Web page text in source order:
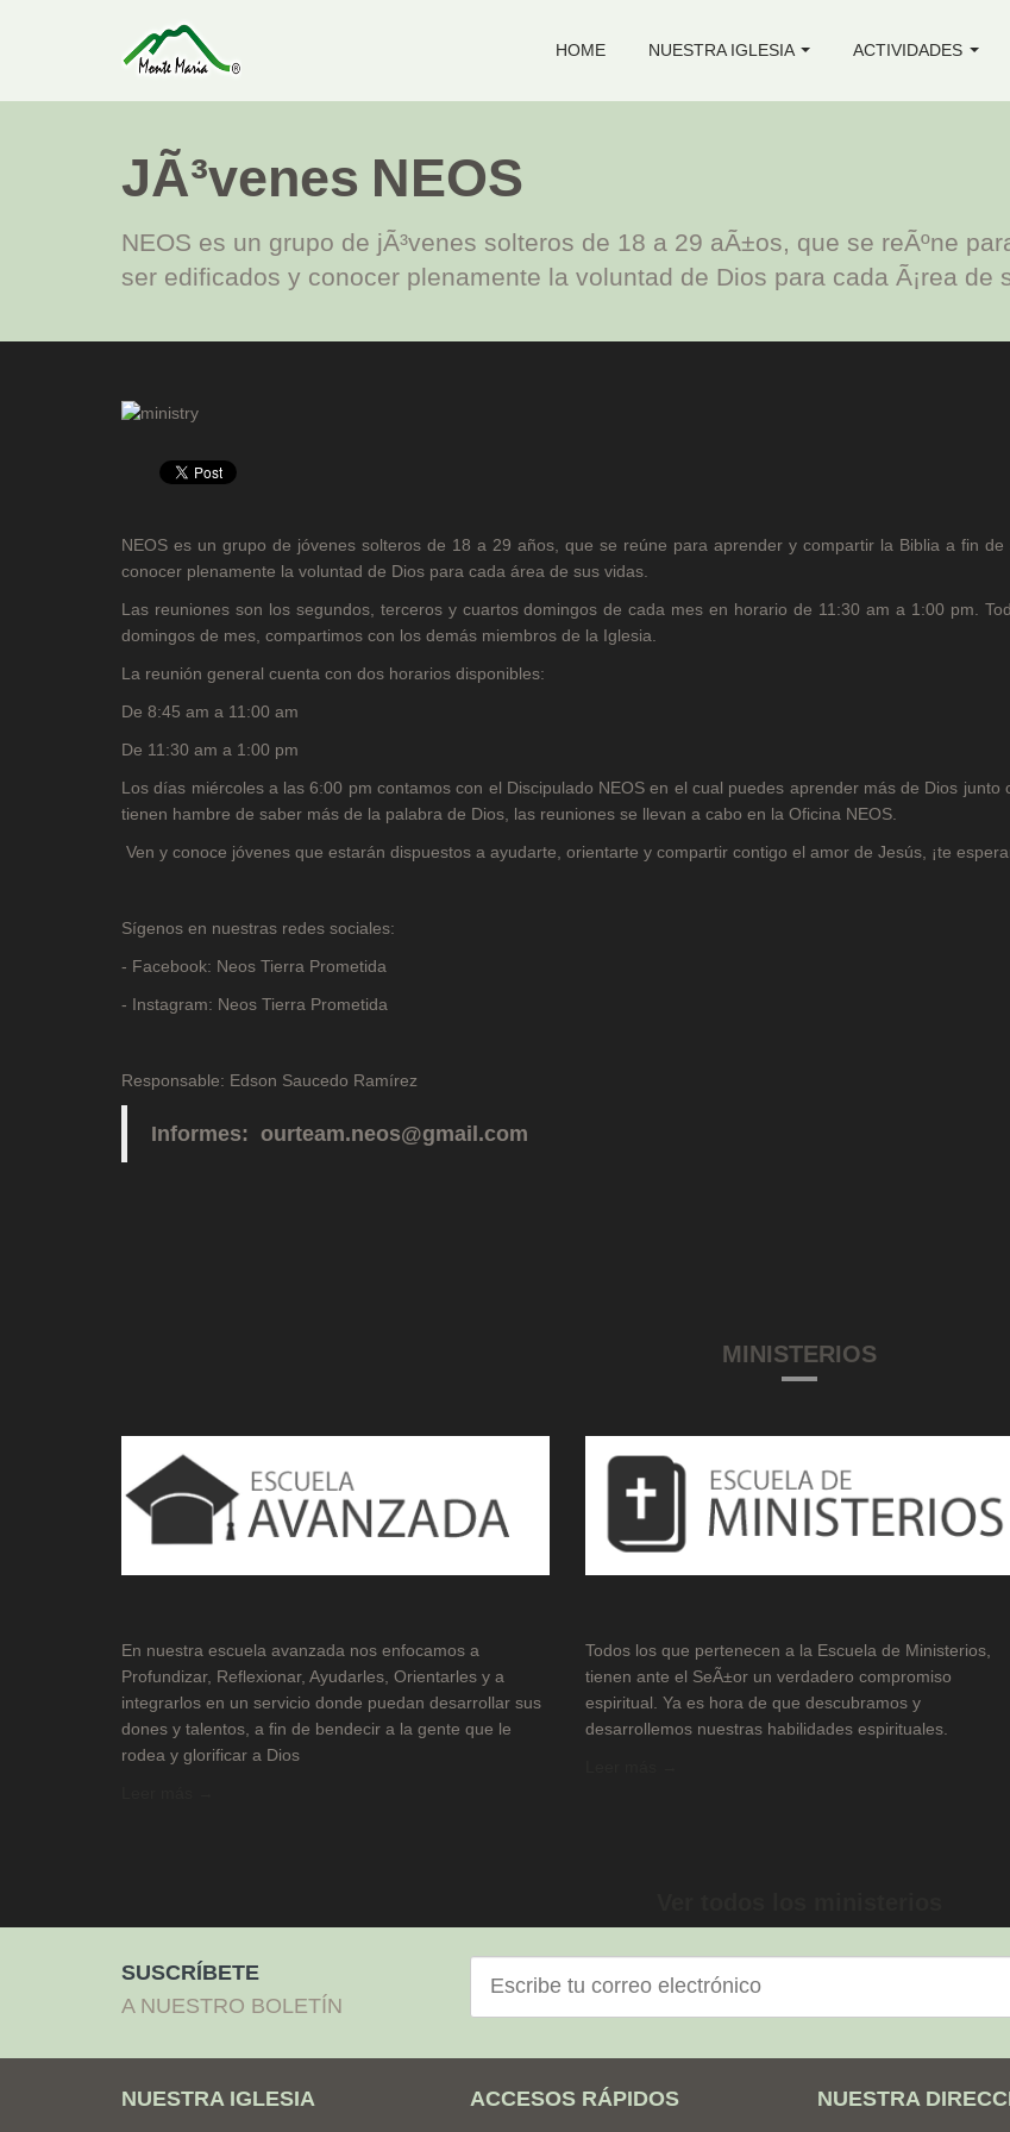
HOME NUESTRA IGLESIA ACTIVIDADES
JÃ³venes NEOS
NEOS es un grupo de jÃ³venes solteros de 18 a 29 aÃ±os, que se reÃºne
ser edificados y conocer plenamente la voluntad de Dios para cada Ã¡rea de
NEOS es un grupo de jóvenes solteros de 18 a 29 años, que se reúne para aprender y compartir la Biblia a fin de
conocer plenamente la voluntad de Dios para cada área de sus vidas.
Las reuniones son los segundos, terceros y cuartos domingos de cada mes en horario de 11:30 am a 1:00 pm.
domingos de mes, compartimos con los demás miembros de la Iglesia.
La reunión general cuenta con dos horarios disponibles:
De 8:45 am a 11:00 am
De 11:30 am a 1:00 pm
Los días miércoles a las 6:00 pm contamos con el Discipulado NEOS en el cual puedes aprender más de Dios junto
tienen hambre de saber más de la palabra de Dios, las reuniones se llevan a cabo en la Oficina NEOS.
Ven y conoce jóvenes que estarán dispuestos a ayudarte, orientarte y compartir contigo el amor de Jesús, ¡te
Sígenos en nuestras redes sociales:
- Facebook: Neos Tierra Prometida
- Instagram: Neos Tierra Prometida
Responsable: Edson Saucedo Ramírez
Informes: ourteam.neos@gmail.com
MINISTERIOS
En nuestra escuela avanzada nos enfocamos a
Profundizar, Reflexionar, Ayudarles, Orientarles y a
integrarlos en un servicio donde puedan desarrollar sus
dones y talentos, a fin de bendecir a la gente que le
rodea y glorificar a Dios
Todos los que pertenecen a la Escuela de Ministerios,
tienen ante el SeÃ±or un verdadero compromiso
espiritual. Ya es hora de que descubramos y
desarrollemos nuestras habilidades espirituales.
SUSCRÍBETE
A NUESTRO BOLETÍN
electrónico
NUESTRA IGLESIA ACCESOS RÁPIDOS NUESTRA